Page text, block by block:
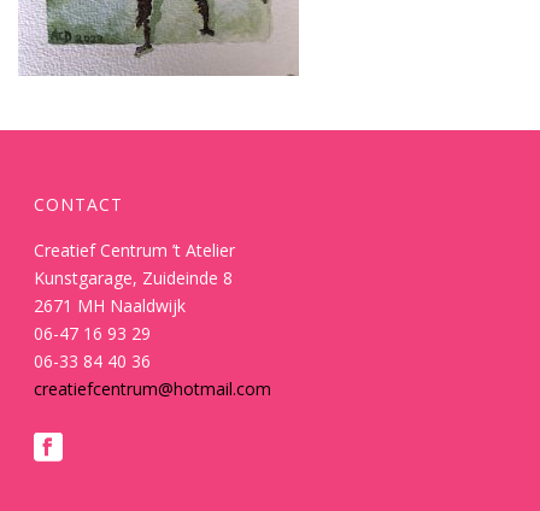
CONTACT
Creatief Centrum ’t Atelier
Kunstgarage, Zuideinde 8
2671 MH Naaldwijk
06-47 16 93 29
06-33 84 40 36
creatiefcentrum@hotmail.com